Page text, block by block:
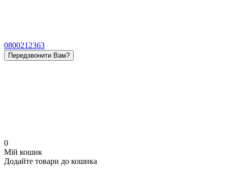
0800212363
Передзвонити Вам?
0
Мій кошик
Додайте товари до кошика